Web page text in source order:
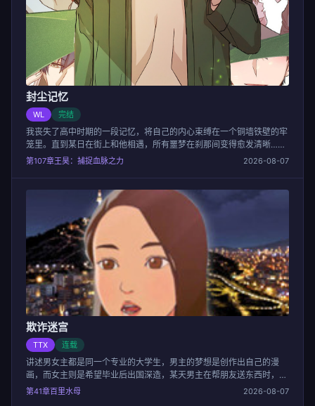
封尘记忆
WL 完结
我丧失了高中时期的一段记忆，将自己的内心束缚在一个铜墙铁壁的牢
笼里。直到某日在街上和他相遇，所有噩梦在刹那间变得愈发清晰……
第107章王昊：捕捉血脉之力 2026-08-07
欺诈迷宫
TTX 连载
讲述男女主都是同一个专业的大学生，男主的梦想是创作出自己的漫
画，而女主则是希望毕业后出国深造，某天男主在帮朋友送东西时，意
外发现女主竟然在夜总会...
第41章百里水母 2026-08-07